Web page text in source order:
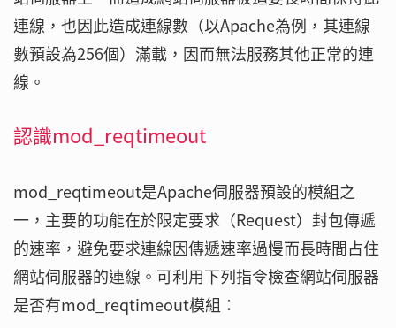
連線，也因此造成連線數（以Apache為例，其連線
數預設為256個）滿載，因而無法服務其他正常的連
線。
認識mod_reqtimeout
mod_reqtimeout是Apache伺服器預設的模組之
一，主要的功能在於限定要求（Request）封包傳遞
的速率，避免要求連線因傳遞速率過慢而長時間占住
網站伺服器的連線。可利用下列指令檢查網站伺服器
是否有mod_reqtimeout模組：